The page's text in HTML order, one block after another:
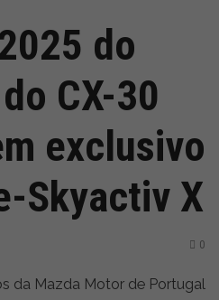
do
CX-30
exclusivo
Skyactiv X
0
da Mazda Motor de Portugal